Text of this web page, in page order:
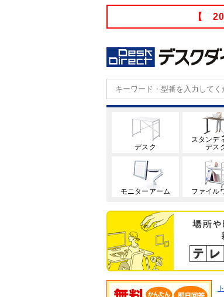
【
デスク
スタンデ
デス
モニターアーム ファイル